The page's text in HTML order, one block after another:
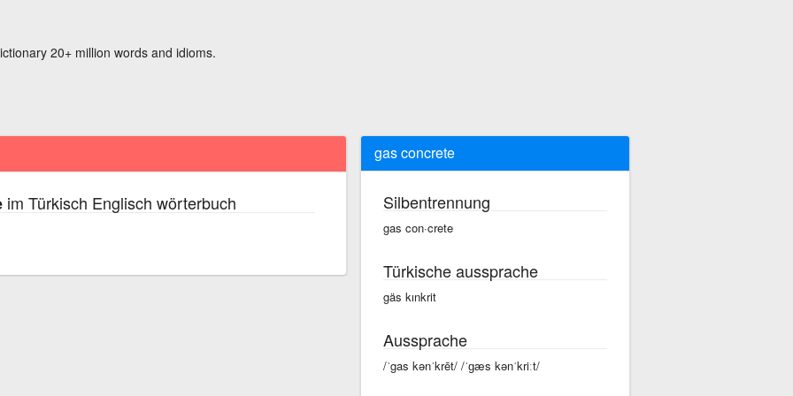
20+ million words and idioms.
im Türkisch Englisch wörterbuch
gas concrete
Silbentrennung
gas con·crete
Türkische aussprache
gäs kınkrit
Aussprache
/ˈgas kənˈkrēt/ /ˈɡæs kənˈkriːt/